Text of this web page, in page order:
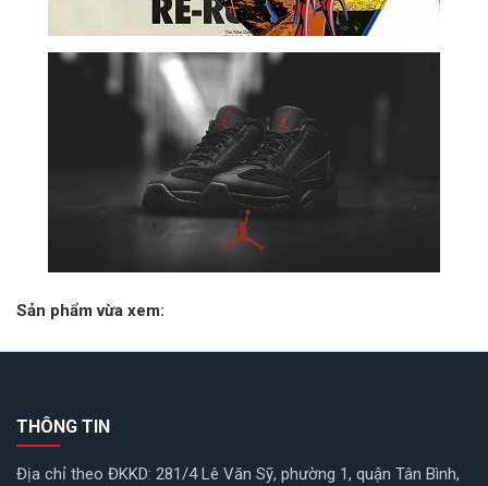
Sản phẩm vừa xem:
THÔNG TIN
Địa chỉ theo ĐKKD: 281/4 Lê Văn Sỹ, phường 1, quận Tân Bình,